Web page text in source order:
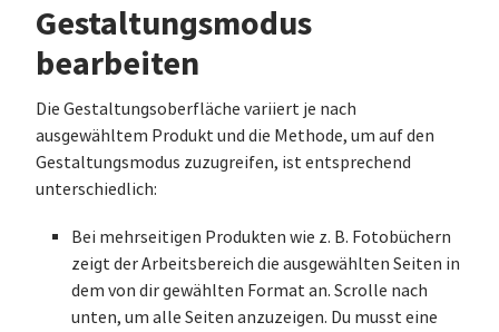
Gestaltungsmodus
bearbeiten
Die Gestaltungsoberfläche variiert je nach
ausgewähltem Produkt und die Methode, um auf den
Gestaltungsmodus zuzugreifen, ist entsprechend
unterschiedlich:
Bei mehrseitigen Produkten wie z. B. Fotobüchern
zeigt der Arbeitsbereich die ausgewählten Seiten in
dem von dir gewählten Format an. Scrolle nach
unten, um alle Seiten anzuzeigen. Du musst eine